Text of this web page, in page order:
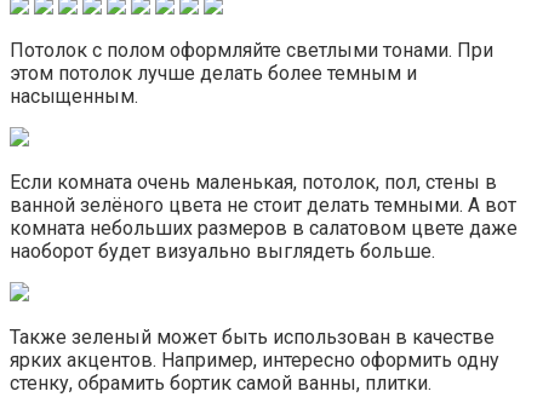
Потолок с полом оформляйте светлыми тонами. При
этом потолок лучше делать более темным и
насыщенным.
Если комната очень маленькая, потолок, пол, стены в
ванной зелёного цвета не стоит делать темными. А вот
комната небольших размеров в салатовом цвете даже
наоборот будет визуально выглядеть больше.
Также зеленый может быть использован в качестве
ярких акцентов. Например, интересно оформить одну
стенку, обрамить бортик самой ванны, плитки.